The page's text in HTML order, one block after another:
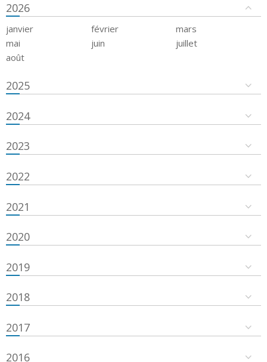
2026
janvier février
mars
mai
juin
juillet
août
2025
2024
2023
2022
2021
2020
2019
2018
2017
2016